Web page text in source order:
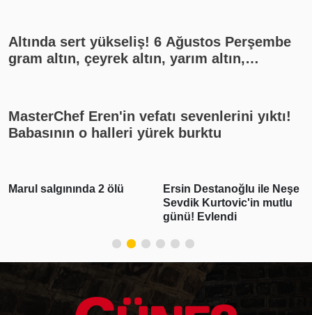
Altında sert yükseliş! 6 Ağustos Perşembe
gram altın, çeyrek altın, yarım altın,
MasterChef Eren'in vefatı sevenlerini yıktı!
Babasının o halleri yürek burktu
Ersin Destanoğlu ile Neşe
Deniz Can Aktaş ve
Devrim Özkan aşk yaşıyor!
Romantik paylaşım geldi